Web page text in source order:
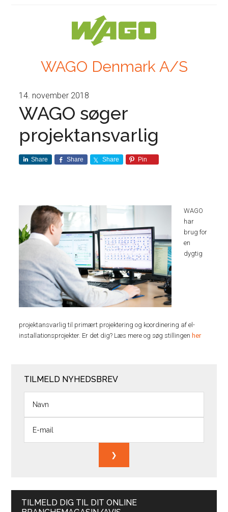
WAGO Denmark A/S
14. november 2018
WAGO søger
projektansvarlig
Share Share Share Pin
WAGO
har
brug for
en
dygtig
projektansvarlig til primært projektering og koordinering af el-
installationsprojekter. Er det dig? Læs mere og søg stillingen her
TILMELD NYHEDSBREV
TILMELD DIG TIL DIT ONLINE